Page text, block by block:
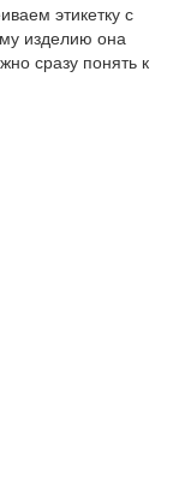
этикетку с
изделию она
сразу понять к